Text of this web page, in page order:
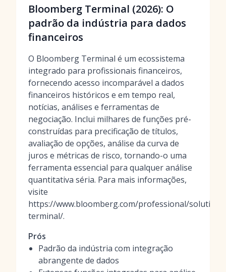
Bloomberg Terminal (2026): O
padrão da indústria para dados
financeiros
O Bloomberg Terminal é um ecossistema
integrado para profissionais financeiros,
fornecendo acesso incomparável a dados
financeiros históricos e em tempo real,
notícias, análises e ferramentas de
negociação. Inclui milhares de funções pré-
construídas para precificação de títulos,
avaliação de opções, análise da curva de
juros e métricas de risco, tornando-o uma
ferramenta essencial para qualquer análise
quantitativa séria. Para mais informações,
visite
https://www.bloomberg.com/professional/
terminal/.
Prós
Padrão da indústria com integração
abrangente de dados